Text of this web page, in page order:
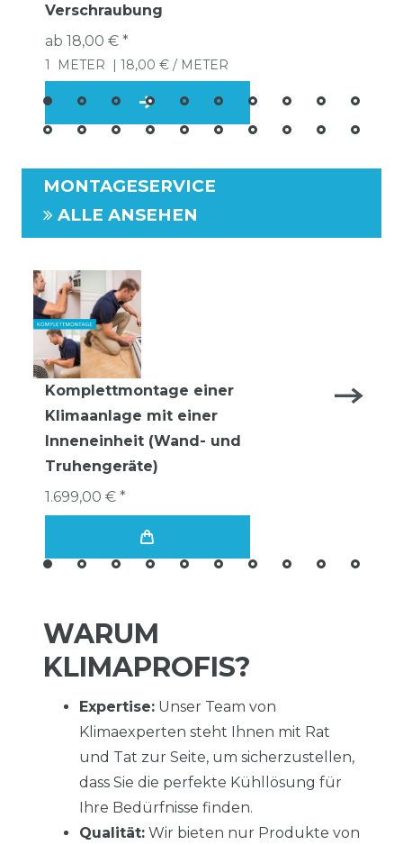
Verschraubung
ab 18,00 € *
1 METER | 18,00 € / METER
MONTAGESERVICE
ALLE ANSEHEN
Komplettmontage einer
Klimaanlage mit einer
Inneneinheit (Wand- und
Truhengeräte)
1.699,00 € *
WARUM
KLIMAPROFIS?
Expertise: Unser Team von
Klimaexperten steht Ihnen mit Rat
und Tat zur Seite, um sicherzustellen,
dass Sie die perfekte Kühllösung für
Ihre Bedürfnisse finden.
Qualität: Wir bieten nur Produkte von